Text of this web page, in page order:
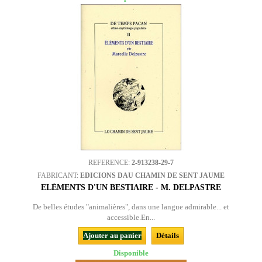
REFERENCE: 2-913238-29-7
FABRICANT: EDICIONS DAU CHAMIN DE SENT JAUME
ELÉMENTS D'UN BESTIAIRE - M. DELPASTRE
De belles études "animalières", dans une langue admirable... et
accessible.En...
Ajouter au panier
Détails
Disponible